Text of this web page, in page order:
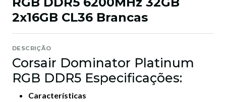
2x16GB CL36 Brancas
DESCRIÇÃO
Corsair Dominator Platinum
RGB DDR5 Especificações:
Características